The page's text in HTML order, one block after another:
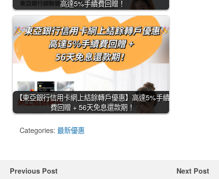
高達5%手續費回贈！
【東亞銀行信用卡網上結餘轉戶優惠】高達5%手續
費回贈 + 56天免息還款期！
Categories: 最新優惠
Previous Post Next Post